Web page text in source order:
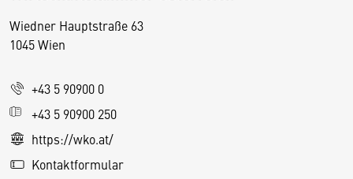
Wiedner Hauptstraße 63
1045 Wien
+43 5 90900 0
+43 5 90900 250
https://wko.at/
Kontaktformular
D
s
e
S
e